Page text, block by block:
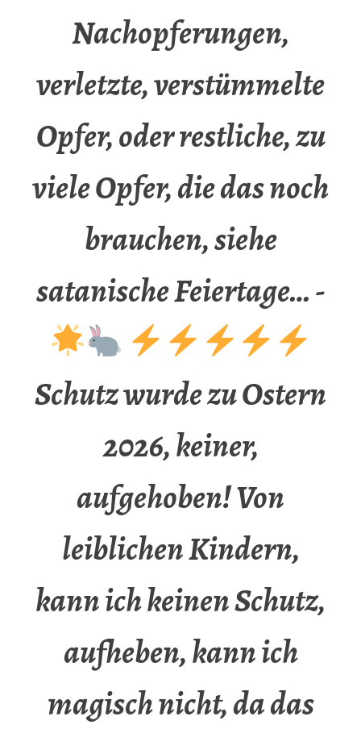
Nachopferungen,
verletzte, verstümmelte
Opfer, oder restliche, zu
viele Opfer, die das noch
brauchen, siehe
satanische Feiertage… -
Schutz wurde zu Ostern
2026, keiner,
aufgehoben! Von
leiblichen Kindern,
kann ich keinen Schutz,
aufheben, kann ich
magisch nicht, da das